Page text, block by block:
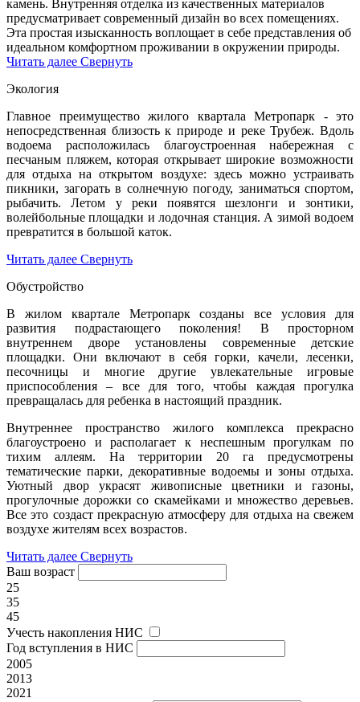
камень. Внутренняя отделка из качественных материалов
предусматривает современный дизайн во всех помещениях.
Эта простая изысканность воплощает в себе представления об
идеальном комфортном проживании в окружении природы.
Читать далее Свернуть
Экология
Главное преимущество жилого квартала Метропарк - это
непосредственная близость к природе и реке Трубеж. Вдоль
водоема расположилась благоустроенная набережная с
песчаным пляжем, которая открывает широкие возможности
для отдыха на открытом воздухе: здесь можно устраивать
пикники, загорать в солнечную погоду, заниматься спортом,
рыбачить. Летом у реки появятся шезлонги и зонтики,
волейбольные площадки и лодочная станция. А зимой водоем
превратится в большой каток.
Читать далее Свернуть
Обустройство
В жилом квартале Метропарк созданы все условия для
развития подрастающего поколения! В просторном
внутреннем дворе установлены современные детские
площадки. Они включают в себя горки, качели, лесенки,
песочницы и многие другие увлекательные игровые
приспособления – все для того, чтобы каждая прогулка
превращалась для ребенка в настоящий праздник.
Внутреннее пространство жилого комплекса прекрасно
благоустроено и располагает к неспешным прогулкам по
тихим аллеям. На территории 20 га предусмотрены
тематические парки, декоративные водоемы и зоны отдыха.
Уютный двор украсят живописные цветники и газоны,
прогулочные дорожки со скамейками и множество деревьев.
Все это создаст прекрасную атмосферу для отдыха на свежем
воздухе жителям всех возрастов.
Читать далее Свернуть
Ваш возраст
25
35
45
Учесть накопления НИС
Год вступления в НИС
2005
2013
2021